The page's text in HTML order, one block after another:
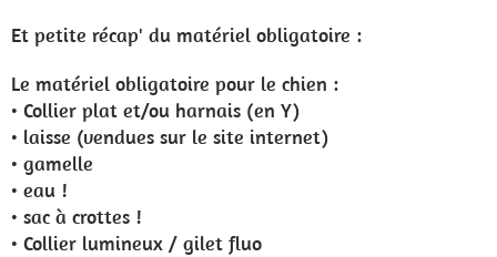
Et petite récap' du matériel obligatoire :
Le matériel obligatoire pour le chien :
• Collier plat et/ou harnais (en Y)
• laisse (vendues sur le site internet)
• gamelle
• eau !
• sac à crottes !
• Collier lumineux / gilet fluo